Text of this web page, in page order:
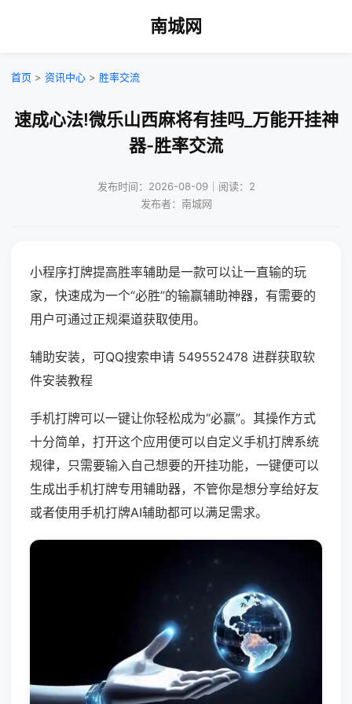
南城网
首页 > 资讯中心 > 胜率交流
速成心法!微乐山西麻将有挂吗_万能开挂神
器-胜率交流
发布时间：2026-08-09｜阅读：2
发布者：南城网
小程序打牌提高胜率辅助是一款可以让一直输的玩
家，快速成为一个“必胜”的输赢辅助神器，有需要的
用户可通过正规渠道获取使用。
辅助安装，可QQ搜索申请 549552478 进群获取软
件安装教程
手机打牌可以一键让你轻松成为“必赢”。其操作方式
十分简单，打开这个应用便可以自定义手机打牌系统
规律，只需要输入自己想要的开挂功能，一键便可以
生成出手机打牌专用辅助器，不管你是想分享给好友
或者使用手机打牌AI辅助都可以满足需求。